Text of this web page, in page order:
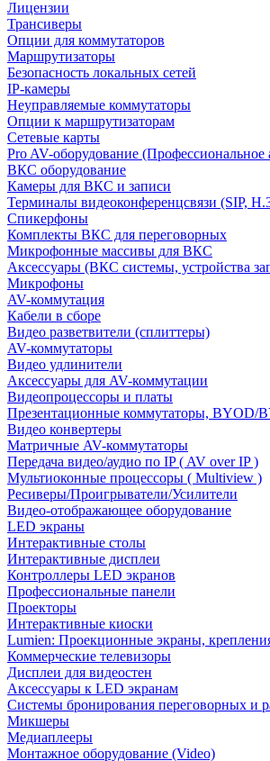
Лицензии
Трансиверы
Опции для коммутаторов
Маршрутизаторы
Безопасность локальных сетей
IP-камеры
Неуправляемые коммутаторы
Опции к маршрутизаторам
Сетевые карты
Pro AV-оборудование (Профессиональное
ВКС оборудование
Камеры для ВКС и записи
Терминалы видеоконференцсвязи (SIP,
Спикерфоны
Комплекты ВКС для переговорных
Микрофонные массивы для ВКС
Аксессуары (ВКС системы, устройства
Микрофоны
AV-коммутация
Кабели в сборе
Видео разветвители (сплиттеры)
AV-коммутаторы
Видео удлинители
Аксессуары для AV-коммутации
Видеопроцессоры и платы
Презентационные коммутаторы, BYOD/
Видео конвертеры
Матричные AV-коммутаторы
Передача видео/аудио по IP ( AV over IP )
Мультиоконные процессоры ( Multiview )
Ресиверы/Проигрыватели/Усилители
Видео-отображающее оборудование
LED экраны
Интерактивные столы
Интерактивные дисплеи
Контроллеры LED экранов
Профессиональные панели
Проекторы
Интерактивные киоски
Lumien: Проекционные экраны,
Коммерческие телевизоры
Дисплеи для видеостен
Аксессуары к LED экранам
Системы бронирования переговорных и
Микшеры
Медиаплееры
Монтажное оборудование (Video)